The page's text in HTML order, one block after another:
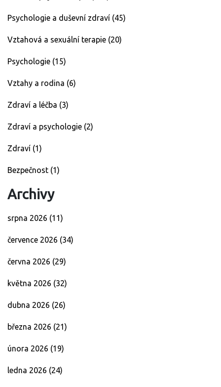
Psychologie a duševní zdraví (45)
Vztahová a sexuální terapie (20)
Psychologie (15)
Vztahy a rodina (6)
Zdraví a léčba (3)
Zdraví a psychologie (2)
Zdraví (1)
Bezpečnost (1)
Archivy
srpna 2026 (11)
července 2026 (34)
června 2026 (29)
května 2026 (32)
dubna 2026 (26)
března 2026 (21)
února 2026 (19)
ledna 2026 (24)